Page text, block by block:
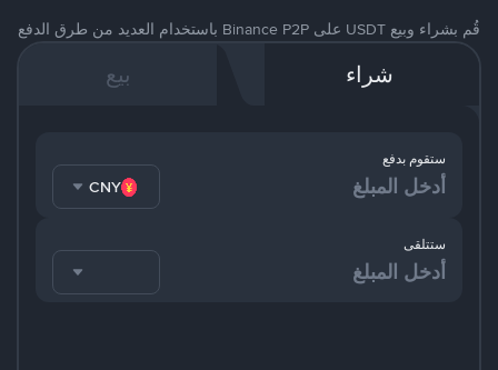
قُم بشراء وبيع USDT على Binance P2P باستخدام العديد من طرق الدفع
شراء بيع
ستقوم بدفع
CNY
ستتلقى